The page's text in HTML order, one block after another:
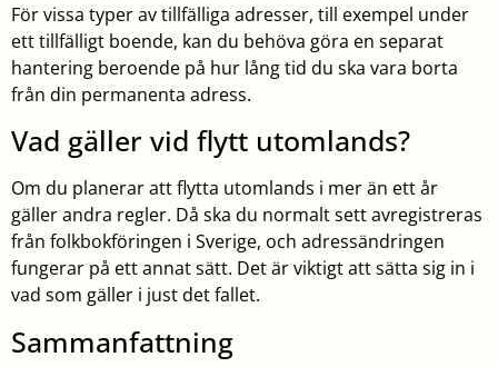
För vissa typer av tillfälliga adresser, till exempel under
ett tillfälligt boende, kan du behöva göra en separat
hantering beroende på hur lång tid du ska vara borta
från din permanenta adress.
Vad gäller vid flytt utomlands?
Om du planerar att flytta utomlands i mer än ett år
gäller andra regler. Då ska du normalt sett avregistreras
från folkbokföringen i Sverige, och adressändringen
fungerar på ett annat sätt. Det är viktigt att sätta sig in i
vad som gäller i just det fallet.
Sammanfattning